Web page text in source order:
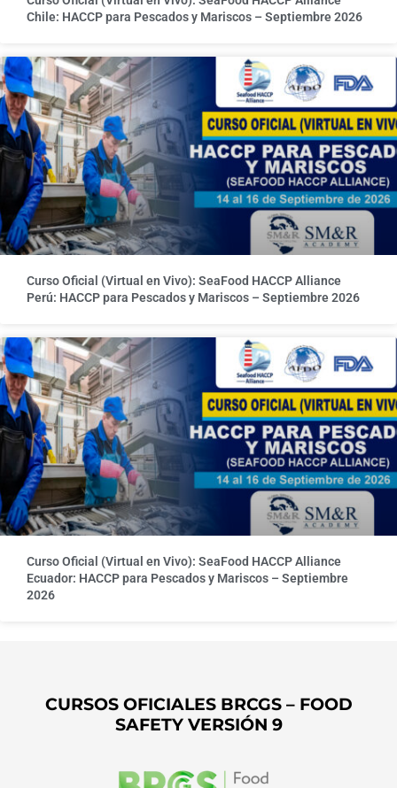
Chile: HACCP para Pescados y Mariscos – Septiembre 2026
Curso Oficial (Virtual en Vivo): SeaFood HACCP Alliance
Perú: HACCP para Pescados y Mariscos – Septiembre 2026
Curso Oficial (Virtual en Vivo): SeaFood HACCP Alliance
Ecuador: HACCP para Pescados y Mariscos – Septiembre
2026
CURSOS OFICIALES BRCGS – FOOD
SAFETY VERSIÓN 9